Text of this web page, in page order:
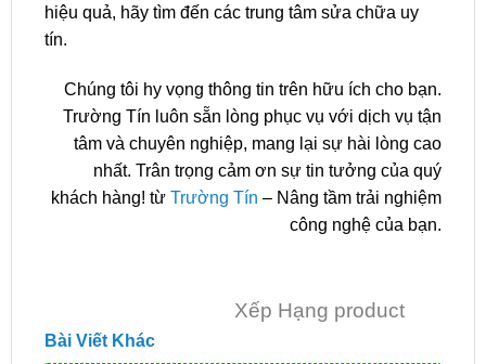
hiệu quả, hãy tìm đến các trung tâm sửa chữa uy
tín.
Chúng tôi hy vọng thông tin trên hữu ích cho bạn.
Trường Tín luôn sẵn lòng phục vụ với dịch vụ tận
tâm và chuyên nghiệp, mang lại sự hài lòng cao
nhất. Trân trọng cảm ơn sự tin tưởng của quý
khách hàng! từTrường Tín – Nâng tầm trải nghiệm
công nghệ của bạn.
Xếp Hạng product
Bài Viết Khác